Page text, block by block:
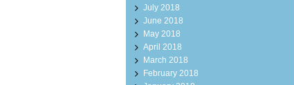
July 2018
June 2018
May 2018
April 2018
March 2018
February 2018